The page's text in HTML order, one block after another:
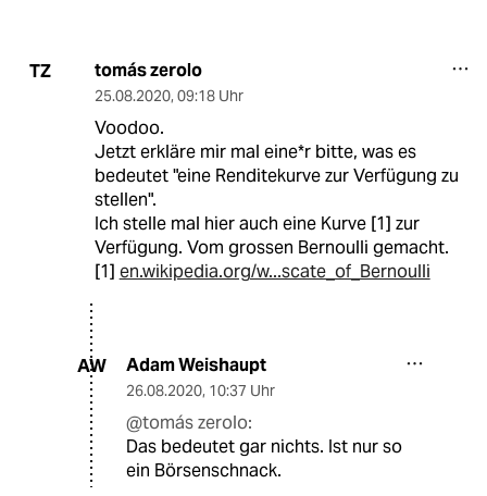
TZ tomás zerolo
25.08.2020, 09:18 Uhr
Voodoo.
Jetzt erkläre mir mal eine*r bitte, was es
bedeutet "eine Renditekurve zur Verfügung zu
stellen".
Ich stelle mal hier auch eine Kurve [1] zur
Verfügung. Vom grossen Bernoulli gemacht.
[1] en.wikipedia.org/w...scate_of_Bernoulli
AW Adam Weishaupt
26.08.2020, 10:37 Uhr
@tomás zerolo:
Das bedeutet gar nichts. Ist nur so
ein Börsenschnack.